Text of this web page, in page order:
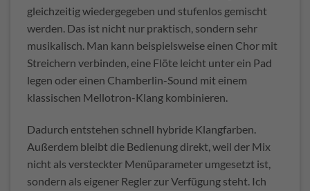
gleichzeitig wiedergegeben und stufenlos gemischt
werden. Das ist nicht nur praktisch, sondern sehr
musikalisch. Man kann beispielsweise einen Chor mit
Streichern verbinden, eine Flöte leicht unter ein Pad
legen oder einen Chamberlin-Sound mit einem
klassischen Mellotron-Klang kombinieren.
Dadurch entstehen schnell hybride Klangfarben.
Außerdem bleibt die Bedienung direkt, weil der Mix
nicht als versteckter Menüparameter umgesetzt ist,
sondern als eigener Regler zur Verfügung steht. Ich